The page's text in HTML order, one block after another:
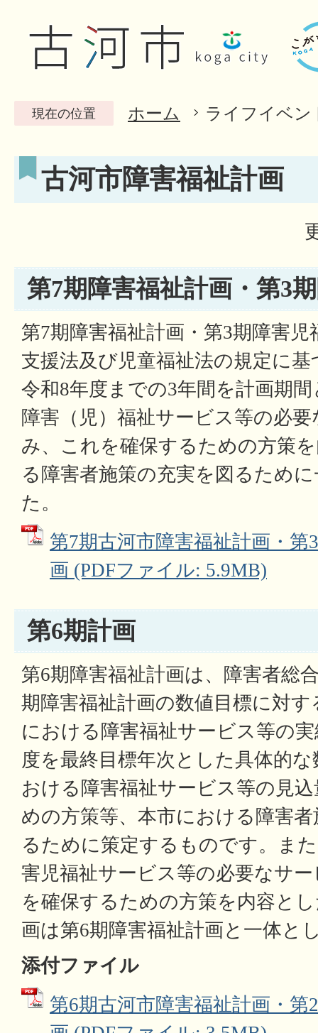
現在の位置 ホーム ライフイベン
古河市障害福祉計画
第7期障害福祉計画・第3
第7期障害福祉計画・第3期障害
支援法及び児童福祉法の規定に
令和8年度までの3年間を計画期
障害（児）福祉サービス等の必
み、これを確保するための方策
る障害者施策の充実を図るため
た。
第7期古河市障害福祉計画・第
画 (PDFファイル: 5.9MB)
第6期計画
第6期障害福祉計画は、障害者総
期障害福祉計画の数値目標に対
における障害福祉サービス等の
度を最終目標年次とした具体的
おける障害福祉サービス等の見
めの方策等、本市における障害
るために策定するものです。ま
害児福祉サービス等の必要なサ
を確保するための方策を内容と
画は第6期障害福祉計画と一体と
添付ファイル
第6期古河市障害福祉計画・第